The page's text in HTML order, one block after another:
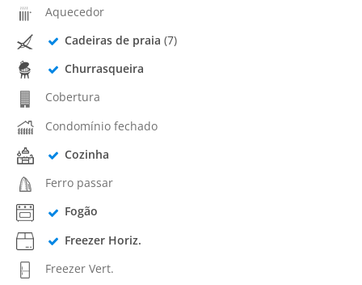
Aquecedor
Cadeiras de praia (7)
Churrasqueira
Cobertura
Condomínio fechado
Cozinha
Ferro passar
Fogão
Freezer Horiz.
Freezer Vert.